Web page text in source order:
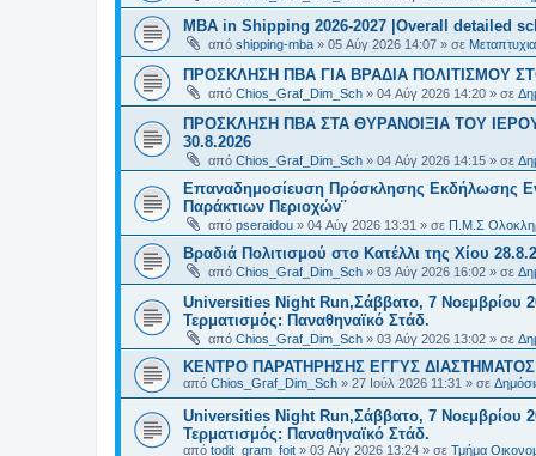
MBA in Shipping 2026-2027 |Overall detailed
από shipping-mba » 05 Αύγ 2026 14:07 » σε
ΠΡΟΣΚΛΗΣΗ ΠΒΑ ΓΙΑ ΒΡΑΔΙΑ ΠΟΛΙΤΙΣΜΟΥ
από Chios_Graf_Dim_Sch » 04 Αύγ 2026 14:20 » σε
ΠΡΟΣΚΛΗΣΗ ΠΒΑ ΣΤΑ ΘΥΡΑΝΟΙΞΙΑ ΤΟΥ
30.8.2026
από Chios_Graf_Dim_Sch » 04 Αύγ 2026 14:15 » σε
Επαναδημοσίευση Πρόσκλησης Εκδήλωσης
Παράκτιων Περιοχών¨
από pseraidou » 04 Αύγ 2026 13:31 » σε Π.Μ.Σ
Βραδιά Πολιτισμού στο Κατέλλι της Χίου
από Chios_Graf_Dim_Sch » 03 Αύγ 2026 16:02 » σε
Universities Night Run,Σάββατο, 7 Νοεμβρίου
Τερματισμός: Παναθηναϊκό Στάδ.
από Chios_Graf_Dim_Sch » 03 Αύγ 2026 13:02 » σε
ΚΕΝΤΡΟ ΠΑΡΑΤΗΡΗΣΗΣ ΕΓΓΥΣ ΔΙΑΣΤΗΜΑΤΟΣ
από Chios_Graf_Dim_Sch » 27 Ιούλ 2026 11:31 » σε
Universities Night Run,Σάββατο, 7 Νοεμβρίου
Τερματισμός: Παναθηναϊκό Στάδ.
από todit_gram_foit » 03 Αύγ 2026 13:24 » σε Τμήμα